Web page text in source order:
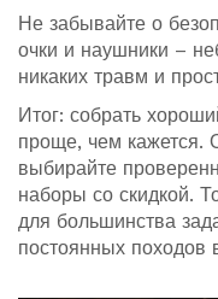
Не забывайте о
очки и наушники –
никаких травм и
Итог: собрать
проще, чем кажется.
выбирайте
наборы со скидкой.
для большинства
постоянных походов